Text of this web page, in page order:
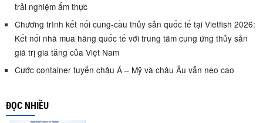
trải nghiệm ẩm thực
Chương trình kết nối cung-cầu thủy sản quốc tế tại Vietfish 2026:
Kết nối nhà mua hàng quốc tế với trung tâm cung ứng thủy sản
giá trị gia tăng của Việt Nam
Cước container tuyến châu Á – Mỹ và châu Âu vẫn neo cao
ĐỌC NHIỀU